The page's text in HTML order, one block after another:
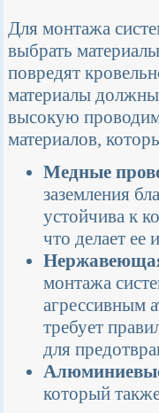
Для монтажа
выбрать
повредят
материалы должны
высокую
материалов,
Медные
заземления
устойчива к
что делает ее
монтажа
агрессивным
требует
для
который